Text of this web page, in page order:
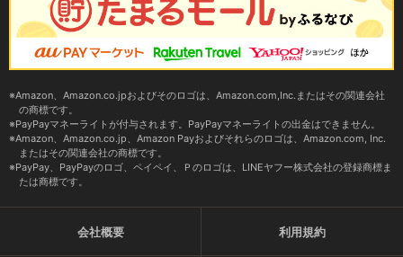
Amazon、Amazon.co.jpおよびそのロゴは、Amazon.com,Inc.またはその関連会社
の商標です。
PayPayマネーライトが付与されます。PayPayマネーライトの出金はできません。
Amazon、Amazon.co.jp、Amazon Payおよびそれらのロゴは、Amazon.com, Inc.
またはその関連会社の商標です。
PayPay、PayPayのロゴ、ペイペイ、Ｐのロゴは、LINEヤフー株式会社の登録商標ま
たは商標です。
会社概要 利用規約